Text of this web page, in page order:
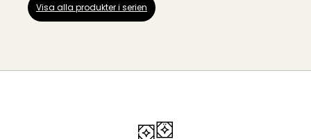
Visa alla produkter i serien